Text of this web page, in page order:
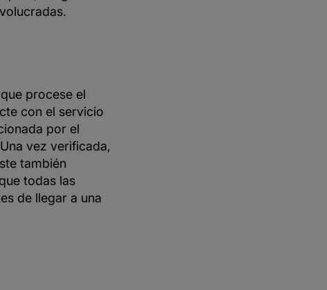
procese el
con el servicio
por el
vez verificada,
también
todas las
de llegar a una